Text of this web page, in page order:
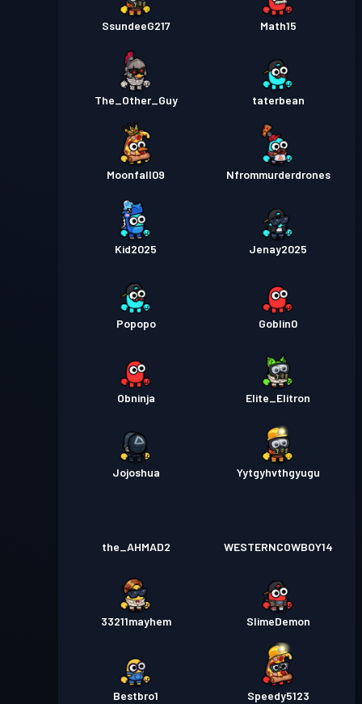
SsundeeG217 Math15
The_Other_Guy taterbean
Moonfall09 Nfrommurderdrones
Kid2025 Jenay2025
Popopo Goblin0
Obninja Elite_Elitron
Jojoshua Yytgyhvthgyugu
the_AHMAD2 WESTERNCOWBOY14
33211mayhem SlimeDemon
Bestbro1 Speedy5123